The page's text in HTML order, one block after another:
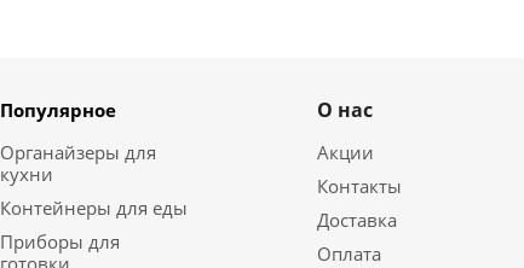
Популярное
Органайзеры для
кухни
Контейнеры для еды
Приборы для
готовки
О нас
Акции
Контакты
Доставка
Оплата